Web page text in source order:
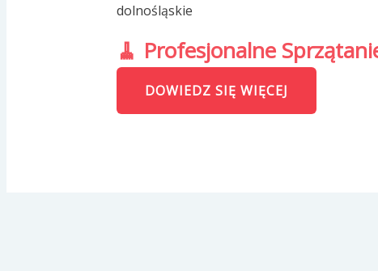
dolnośląskie
🧹 Profesjonalne
DOWIEDZ SIĘ WIĘCEJ